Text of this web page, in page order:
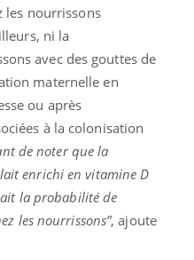
les nourrissons
ni la
avec des gouttes de
maternelle en
ou après
à la colonisation
de noter que la
enrichi en vitamine D
la probabilité de
les nourrissons”, ajoute